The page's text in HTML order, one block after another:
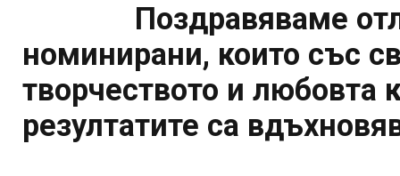
Поздравяваме
номинирани, които със
творчеството и любовта
резултатите са